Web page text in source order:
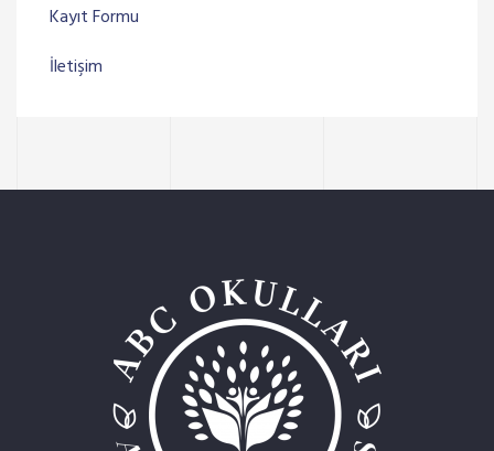
Kayıt Formu
İletişim